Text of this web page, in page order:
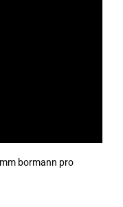
bormann pro